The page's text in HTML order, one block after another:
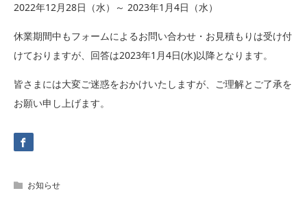
2022年12月28日（水）～ 2023年1月4日（水）
休業期間中もフォームによるお問い合わせ・お見積もりは受け付
けておりますが、回答は2023年1月4日(水)以降となります。
皆さまには大変ご迷惑をおかけいたしますが、ご理解とご了承を
お願い申し上げます。
お知らせ